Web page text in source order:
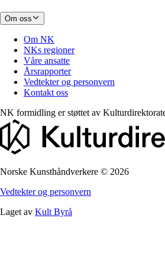
Om oss
Om NK
NKs regioner
Våre ansatte
Årsrapporter
Vedtekter og personvern
Kontakt oss
NK formidling er støttet av
Norske Kunsthåndverkere © 2026
Vedtekter og personvern
Laget av Kult Byrå